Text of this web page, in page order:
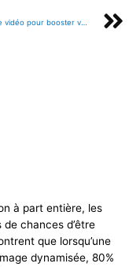
5 idées de vidéo pour booster votre communication sur les réseaux sociaux
à part entière, les
chances d’être
que lorsqu’une
dynamisée, 80%